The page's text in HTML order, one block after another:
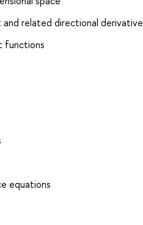
and related directional derivative
functions
equations